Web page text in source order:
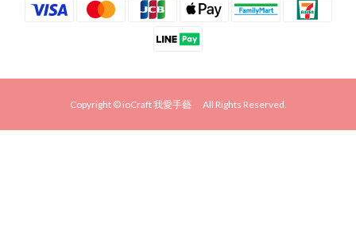
Copyright © ioCraft 我愛手藝 All Rights Reserved.